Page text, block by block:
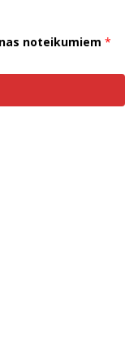
noteikumiem